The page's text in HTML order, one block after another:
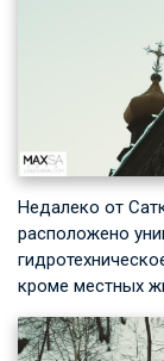
Недалеко от
расположено
кроме местных